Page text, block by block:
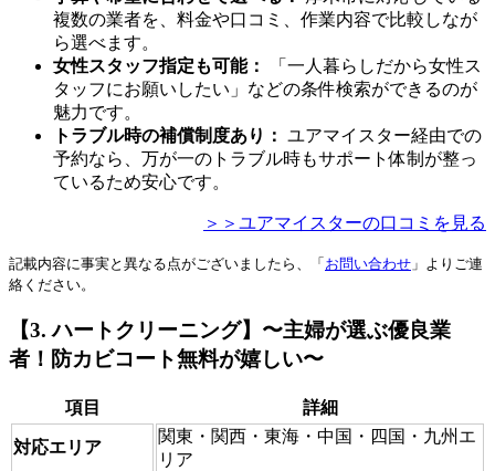
複数の業者を、料金や口コミ、作業内容で比較しなが
ら選べます。
女性スタッフ指定も可能：
「一人暮らしだから女性ス
タッフにお願いしたい」などの条件検索ができるのが
魅力です。
トラブル時の補償制度あり： ユアマイスター経由での
予約なら、万が一のトラブル時もサポート体制が整っ
ているため安心です。
＞＞ユアマイスターの口コミを見る
記載内容に事実と異なる点がございましたら、「 お問い合わせ 」よりご連
絡ください。
【3. ハートクリーニング】〜主婦が選ぶ優良業
者！防カビコート無料が嬉しい〜
項目 詳細
対応エリア
関東・関西・東海・中国・四国・九州エ
リア